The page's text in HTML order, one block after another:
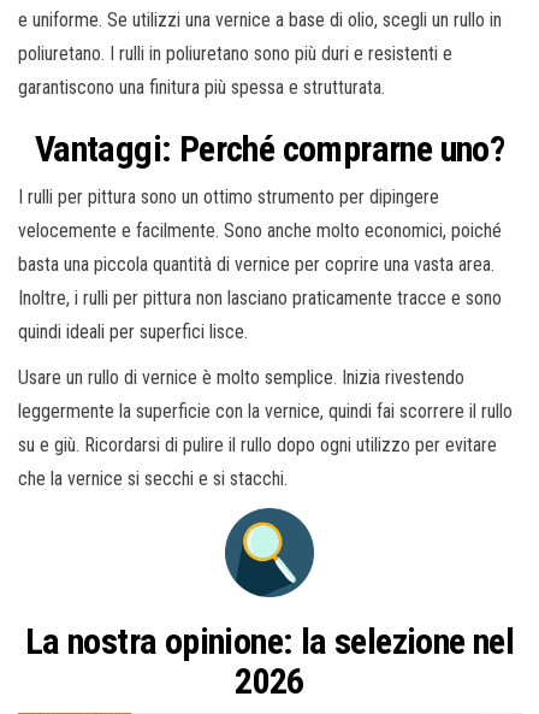
e uniforme. Se utilizzi una vernice a base di olio, scegli un rullo in
poliuretano. I rulli in poliuretano sono più duri e resistenti e
garantiscono una finitura più spessa e strutturata.
Vantaggi: Perché comprarne uno?
I rulli per pittura sono un ottimo strumento per dipingere
velocemente e facilmente. Sono anche molto economici, poiché
basta una piccola quantità di vernice per coprire una vasta area.
Inoltre, i rulli per pittura non lasciano praticamente tracce e sono
quindi ideali per superfici lisce.
Usare un rullo di vernice è molto semplice. Inizia rivestendo
leggermente la superficie con la vernice, quindi fai scorrere il rullo
su e giù. Ricordarsi di pulire il rullo dopo ogni utilizzo per evitare
che la vernice si secchi e si stacchi.
La nostra opinione: la selezione nel
2026